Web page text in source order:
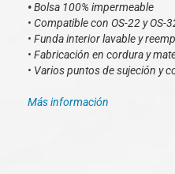
•Bolsa 100% impermeable
• Compatible con OS-22 y OS-
• Funda interior lavable y
• Fabricación en cordura y
• Varios puntos de sujeción y
Más información